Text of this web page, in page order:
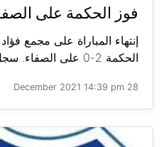
فوز الحكمة على
إنتهاء المباراة على مجمع
الحكمة 2-0 على الصفاء. سجل الأهداف حسن...
28 December 2021 14:39 pm